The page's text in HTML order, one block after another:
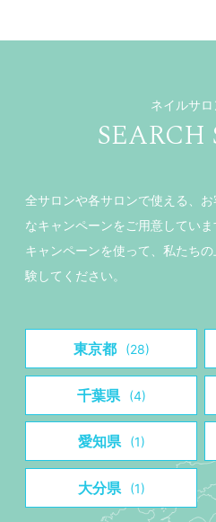
ネイルサ
全サロンや各サロンで使える、
なキャンペーンをご用意していま
キャンペーンを使って、私たち
験してください。
東京都 (28)
千葉県 (4)
愛知県 (1)
大分県 (1)